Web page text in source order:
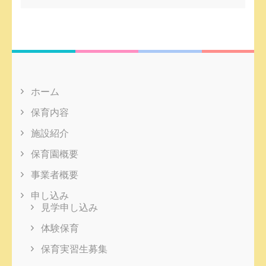
ホーム
保育内容
施設紹介
保育園概要
事業者概要
申し込み
見学申し込み
体験保育
保育実習生募集